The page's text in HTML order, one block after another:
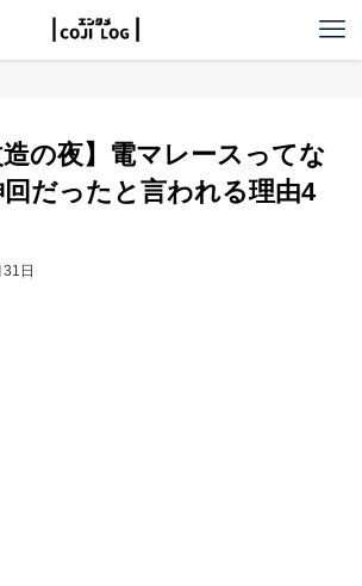
造の夜】電マレースってな
回だったと言われる理由4
日